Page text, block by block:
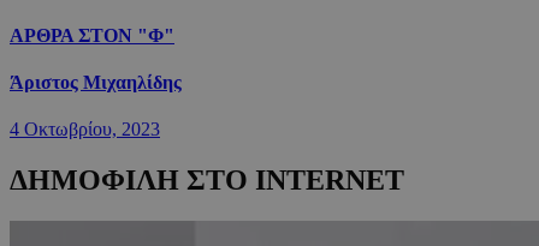
ΑΡΘΡΑ ΣΤΟΝ "Φ"
Άριστος Μιχαηλίδης
4 Οκτωβρίου, 2023
ΔΗΜΟΦΙΛΗ ΣΤΟ INTERNET